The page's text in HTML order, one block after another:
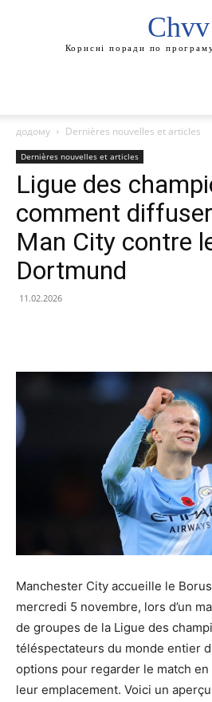
Chvv
Корисні поради по
додому Dernières nouvelles et articles
Dernières nouvelles et articles
Ligue des
comment
Man City contre
Dortmund
11.02.2026
Manchester City accueille le
mercredi 5 novembre, lors d’un
de groupes de la Ligue des
téléspectateurs du monde entier
options pour regarder le match
leur emplacement. Voici un